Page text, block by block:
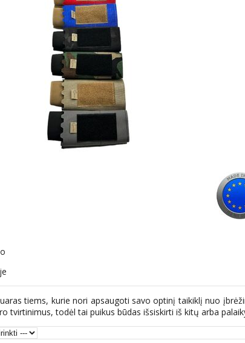
tiems, kurie nori apsaugoti savo optinį taikiklį nuo
tvirtinimus, todėl tai puikus būdas išsiskirti iš kitų arba